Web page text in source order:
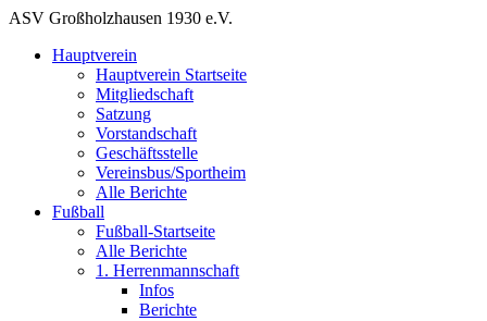
ASV Großholzhausen 1930 e.V.
Hauptverein
Hauptverein Startseite
Mitgliedschaft
Satzung
Vorstandschaft
Geschäftsstelle
Vereinsbus/Sportheim
Alle Berichte
Fußball
Fußball-Startseite
Alle Berichte
1. Herrenmannschaft
Infos
Berichte